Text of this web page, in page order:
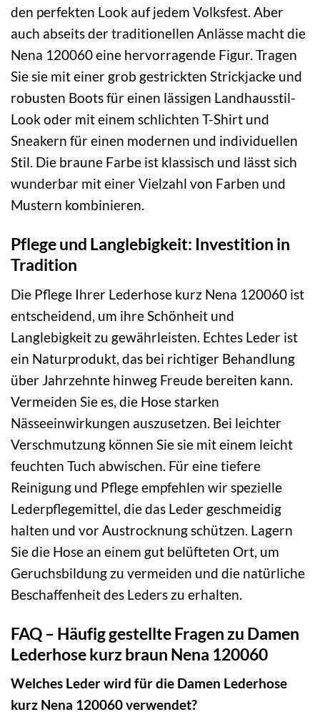
den perfekten Look auf jedem Volksfest. Aber
auch abseits der traditionellen Anlässe macht die
Nena 120060 eine hervorragende Figur. Tragen
Sie sie mit einer grob gestrickten Strickjacke und
robusten Boots für einen lässigen Landhausstil-
Look oder mit einem schlichten T-Shirt und
Sneakern für einen modernen und individuellen
Stil. Die braune Farbe ist klassisch und lässt sich
wunderbar mit einer Vielzahl von Farben und
Mustern kombinieren.
Pflege und Langlebigkeit: Investition in
Tradition
Die Pflege Ihrer Lederhose kurz Nena 120060 ist
entscheidend, um ihre Schönheit und
Langlebigkeit zu gewährleisten. Echtes Leder ist
ein Naturprodukt, das bei richtiger Behandlung
über Jahrzehnte hinweg Freude bereiten kann.
Vermeiden Sie es, die Hose starken
Nässeeinwirkungen auszusetzen. Bei leichter
Verschmutzung können Sie sie mit einem leicht
feuchten Tuch abwischen. Für eine tiefere
Reinigung und Pflege empfehlen wir spezielle
Lederpflegemittel, die das Leder geschmeidig
halten und vor Austrocknung schützen. Lagern
Sie die Hose an einem gut belüfteten Ort, um
Geruchsbildung zu vermeiden und die natürliche
Beschaffenheit des Leders zu erhalten.
FAQ – Häufig gestellte Fragen zu Damen
Lederhose kurz braun Nena 120060
Welches Leder wird für die Damen Lederhose
kurz Nena 120060 verwendet?